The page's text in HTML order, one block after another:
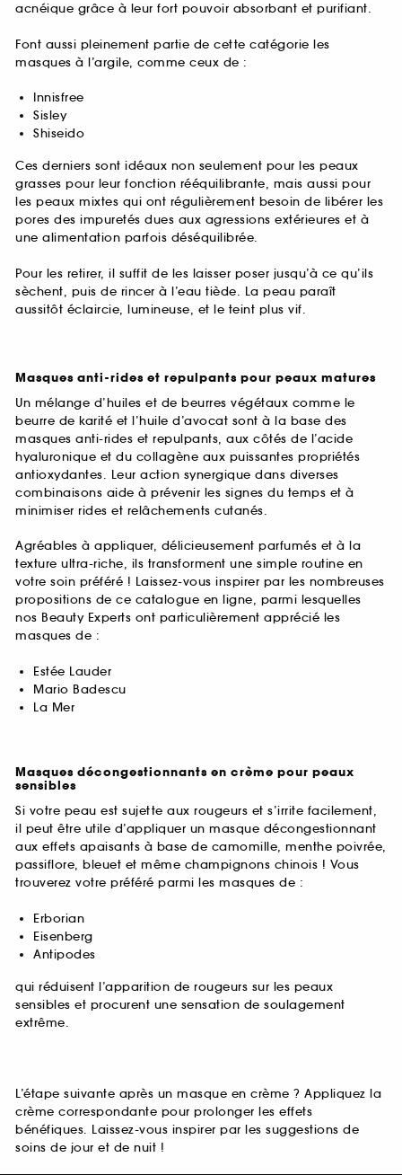
acnéique grâce à leur fort pouvoir absorbant et purifiant.
Font aussi pleinement partie de cette catégorie les
masques à l’argile, comme ceux de :
Innisfree
Sisley
Shiseido
Ces derniers sont idéaux non seulement pour les peaux
grasses pour leur fonction rééquilibrante, mais aussi pour
les peaux mixtes qui ont régulièrement besoin de libérer les
pores des impuretés dues aux agressions extérieures et à
une alimentation parfois déséquilibrée.
Pour les retirer, il suffit de les laisser poser jusqu’à ce qu’ils
sèchent, puis de rincer à l’eau tiède. La peau paraît
aussitôt éclaircie, lumineuse, et le teint plus vif.
Masques anti-rides et repulpants pour peaux matures
Un mélange d’huiles et de beurres végétaux comme le
beurre de karité et l’huile d’avocat sont à la base des
masques anti-rides et repulpants, aux côtés de l’acide
hyaluronique et du collagène aux puissantes propriétés
antioxydantes. Leur action synergique dans diverses
combinaisons aide à prévenir les signes du temps et à
minimiser rides et relâchements cutanés.
Agréables à appliquer, délicieusement parfumés et à la
texture ultra-riche, ils transforment une simple routine en
votre soin préféré ! Laissez-vous inspirer par les nombreuses
propositions de ce catalogue en ligne, parmi lesquelles
nos Beauty Experts ont particulièrement apprécié les
masques de :
Estée Lauder
Mario Badescu
La Mer
Masques décongestionnants en crème pour peaux
sensibles
Si votre peau est sujette aux rougeurs et s’irrite facilement,
il peut être utile d’appliquer un masque décongestionnant
aux effets apaisants à base de camomille, menthe poivrée,
passiflore, bleuet et même champignons chinois ! Vous
trouverez votre préféré parmi les masques de :
Erborian
Eisenberg
Antipodes
qui réduisent l’apparition de rougeurs sur les peaux
sensibles et procurent une sensation de soulagement
extrême.
L’étape suivante après un masque en crème ? Appliquez la
crème correspondante pour prolonger les effets
bénéfiques. Laissez-vous inspirer par les suggestions de
soins de jour et de nuit !